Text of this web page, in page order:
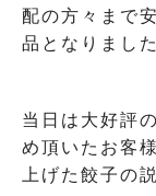
配の方々まで
品となりました
当日は大好評
め頂いたお客
上げた餃子の